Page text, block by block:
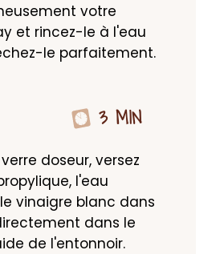
votre
et rincez-le à l'eau
le parfaitement.
3 MIN
doseur, versez
l'eau
vinaigre blanc dans
dans le
de l'entonnoir.